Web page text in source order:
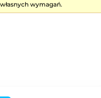
wymagań.